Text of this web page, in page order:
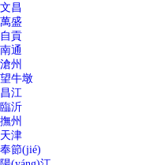
文昌
萬盛
自貢
南通
滄州
望牛墩
昌江
臨沂
撫州
天津
奉節(jié)